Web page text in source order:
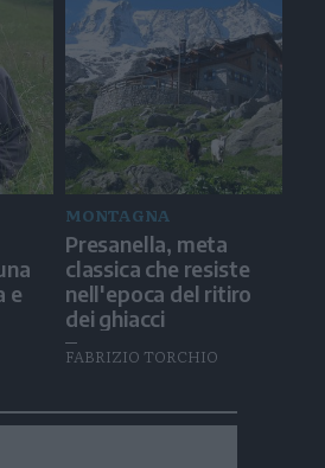
e
MONTAGNA
Presanella, meta
classica che resiste
nell'epoca del ritiro
dei ghiacci
FABRIZIO TORCHIO